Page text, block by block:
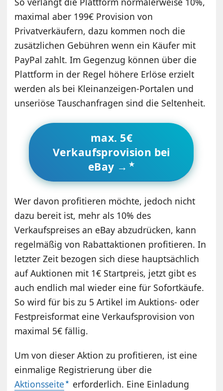
maximal aber 199€ Provision von
Privatverkäufern, dazu kommen noch die
zusätzlichen Gebühren wenn ein Käufer mit
PayPal zahlt. Im Gegenzug können über die
Plattform in der Regel höhere Erlöse erzielt
werden als bei Kleinanzeigen-Portalen und
unseriöse Tauschanfragen sind die Seltenheit.
max. 5€
Verkaufsprovision bei
eBay →
Wer davon profitieren möchte, jedoch nicht
dazu bereit ist, mehr als 10% des
Verkaufspreises an eBay abzudrücken, kann
regelmäßig von Rabattaktionen profitieren. In
letzter Zeit bezogen sich diese hauptsächlich
auf Auktionen mit 1€ Startpreis, jetzt gibt es
auch endlich mal wieder eine für Sofortkäufe.
So wird für bis zu 5 Artikel im Auktions- oder
Festpreisformat eine Verkaufsprovision von
maximal 5€ fällig.
Um von dieser Aktion zu profitieren, ist eine
einmalige Registrierung über die
Aktionsseite
erforderlich. Eine Einladung